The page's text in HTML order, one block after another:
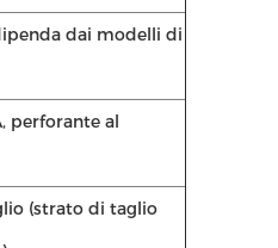
dai modelli di
perforante al
(strato di taglio